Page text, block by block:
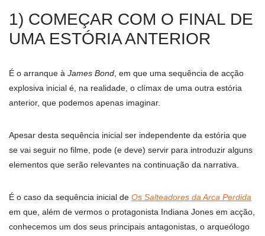
1) COMEÇAR COM O FINAL DE
UMA ESTÓRIA ANTERIOR
É o arranque à James Bond, em que uma sequência de acção
explosiva inicial é, na realidade, o clímax de uma outra estória
anterior, que podemos apenas imaginar.
Apesar desta sequência inicial ser independente da estória que
se vai seguir no filme, pode (e deve) servir para introduzir alguns
elementos que serão relevantes na continuação da narrativa.
É o caso da sequência inicial de Os Salteadores da Arca Perdida
em que, além de vermos o protagonista Indiana Jones em acção,
conhecemos um dos seus principais antagonistas, o arqueólogo